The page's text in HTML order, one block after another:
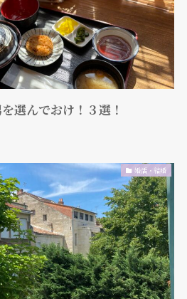
選んでおけ！３選！
婚活・結婚